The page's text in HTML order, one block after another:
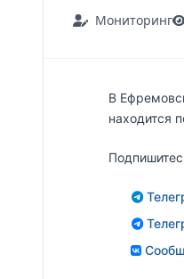
Мониторинг
В
находится